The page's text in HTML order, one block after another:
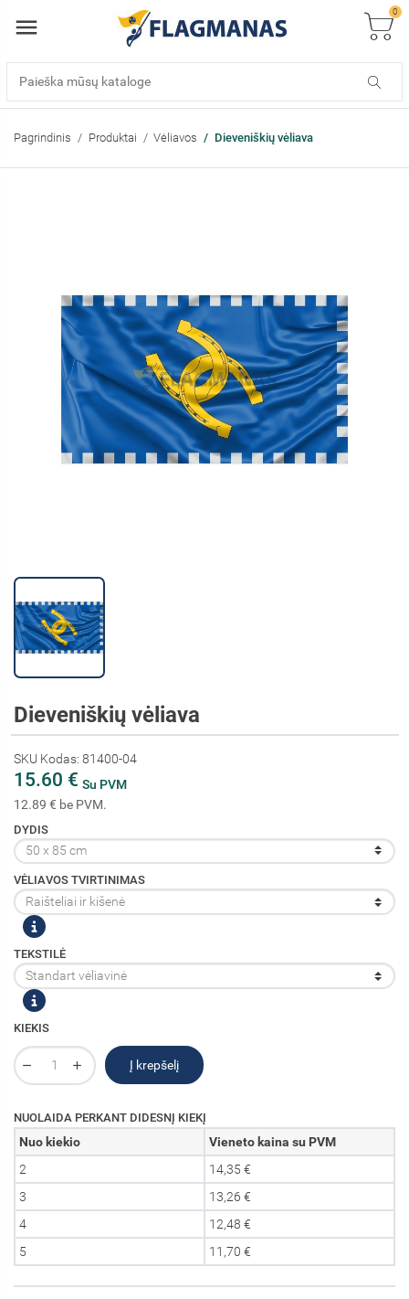
0
Pagrindinis Produktai Vėliavos Dieveniškių vėliava
Dieveniškių vėliava
SKU Kodas: 81400-04
15.60 € Su PVM
12.89 € be PVM.
DYDIS
VĖLIAVOS TVIRTINIMAS
TEKSTILĖ
KIEKIS
Į krepšelį
NUOLAIDA PERKANT DIDESNĮ KIEKĮ
Nuo kiekio
Vieneto kaina su PVM
2
14,35 €
3
13,26 €
4
12,48 €
5
11,70 €